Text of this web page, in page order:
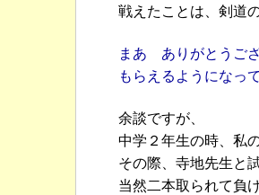
戦えたことは、剣道
まあ ありがとうご
もらえるようになっ
余談ですが、
中学２年生の時、私
その際、寺地先生と
当然二本取られて負